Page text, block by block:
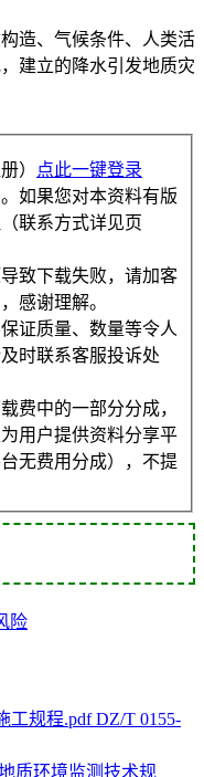
造、气候条件、人类活
建立的降水引发地质灾
）
点此一键登录
如果您对本资料有版
联系方式详见页
致下载失败，请加客
感谢理解。
证质量、数量等令人
时联系客服投诉处
费中的一部分分成，
用户提供资料分享平
无费用分成），不提
险
DZ/T 0155-